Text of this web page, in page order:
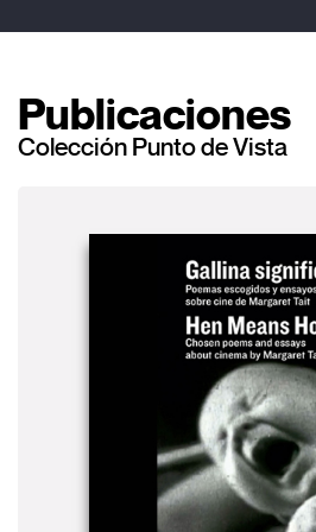
Publicaciones
Colección Punto de Vista